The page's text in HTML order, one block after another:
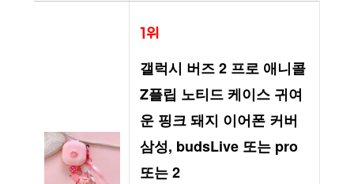
1위
갤럭시 버즈 2 프로 애니콜
Z플립 노티드 케이스 귀여
운 핑크 돼지 이어폰 커버
삼성, budsLive 또는 pro
또는 2